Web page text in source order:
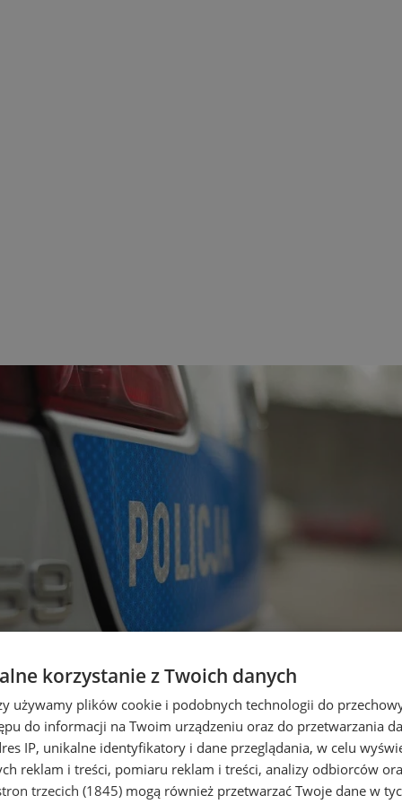
samochodem, który
korzystanie z Twoich danych
używamy plików cookie i podobnych technologii do
do informacji na Twoim urządzeniu oraz do przetwarzania
IP, unikalne identyfikatory i dane przeglądania, w celu
reklam i treści, pomiaru reklam i treści, analizy odbiorców
trzecich (1845) mogą również przetwarzać Twoje dane w